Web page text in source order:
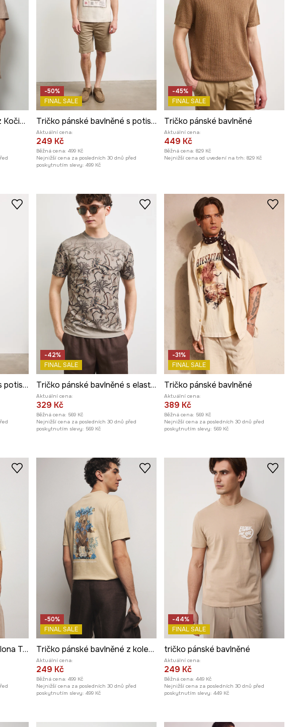
Bavlněné tričko pánské z Kočičí kolekce
-50%
FINAL SALE
Tričko pánské bavlněné s potiskem
Aktuální cena:
249 Kč
Běžná cena: 499 Kč
Nejnižší cena za posledních 30 dnů před
poskytnutím slevy: 499 Kč
-45%
FINAL SALE
Tričko pánské bavlněné
Aktuální cena:
449 Kč
Běžná cena: 829 Kč
Nejnižší cena od uvedení na trh: 829 Kč
Tričko pánské bavlněné s potiskem
-42%
FINAL SALE
Tričko pánské bavlněné s elastanem
Aktuální cena:
329 Kč
Běžná cena: 569 Kč
Nejnižší cena za posledních 30 dnů před
poskytnutím slevy: 569 Kč
-31%
FINAL SALE
Tričko pánské bavlněné
Aktuální cena:
389 Kč
Běžná cena: 569 Kč
Nejnižší cena za posledních 30 dnů před
poskytnutím slevy: 569 Kč
tričko pánské z kolekce Ilona Tambor x Medicine
-50%
FINAL SALE
Tričko pánské bavlněné z kolekce Ilona Tambor x Medicine
Aktuální cena:
249 Kč
Běžná cena: 499 Kč
Nejnižší cena za posledních 30 dnů před
poskytnutím slevy: 499 Kč
-44%
FINAL SALE
tričko pánské bavlněné
Aktuální cena:
249 Kč
Běžná cena: 449 Kč
Nejnižší cena za posledních 30 dnů před
poskytnutím slevy: 449 Kč